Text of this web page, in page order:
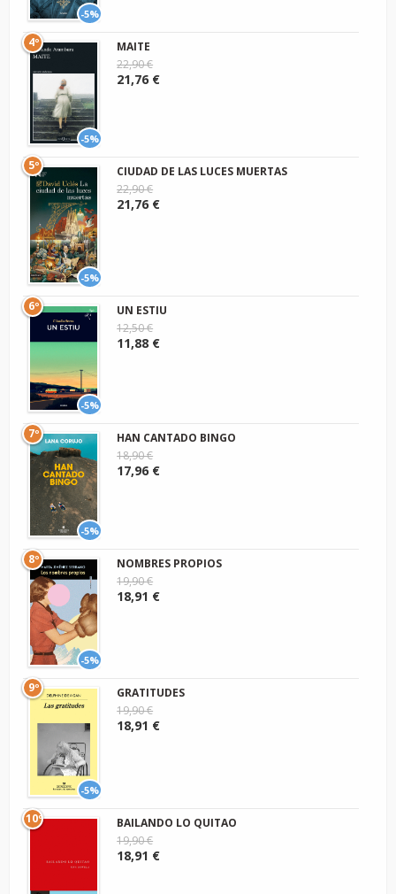
-5%
-5%
4º
MAITE
22,90 €
21,76 €
-5%
5º
CIUDAD DE LAS LUCES MUERTAS
22,90 €
21,76 €
-5%
6º
UN ESTIU
12,50 €
11,88 €
-5%
7º
HAN CANTADO BINGO
18,90 €
17,96 €
-5%
8º
NOMBRES PROPIOS
19,90 €
18,91 €
-5%
9º
GRATITUDES
19,90 €
18,91 €
10º
BAILANDO LO QUITAO
19,90 €
18,91 €